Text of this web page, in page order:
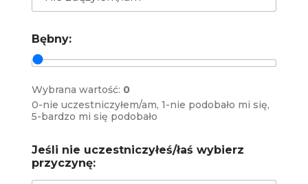
Bębny:
Wybrana wartość: 0
0-nie uczestniczyłem/am, 1-nie podobało mi się,
5-bardzo mi się podobało
Jeśli nie uczestniczyłeś/łaś wybierz
przyczynę: